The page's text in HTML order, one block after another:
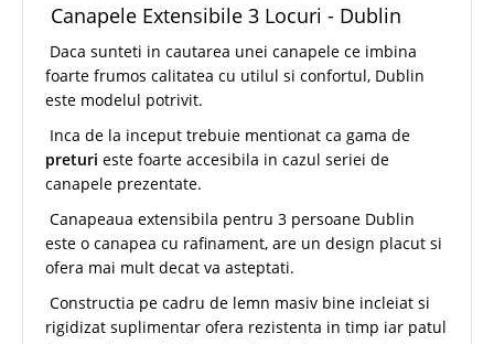
Canapele Extensibile 3 Locuri - Dublin
Daca sunteti in cautarea unei canapele ce imbina
foarte frumos calitatea cu utilul si confortul, Dublin
este modelul potrivit.
Inca de la inceput trebuie mentionat ca gama de
preturi este foarte accesibila in cazul seriei de
canapele prezentate.
Canapeaua extensibila pentru 3 persoane Dublin
este o canapea cu rafinament, are un design placut si
ofera mai mult decat va asteptati.
Constructia pe cadru de lemn masiv bine incleiat si
rigidizat suplimentar ofera rezistenta in timp iar patul